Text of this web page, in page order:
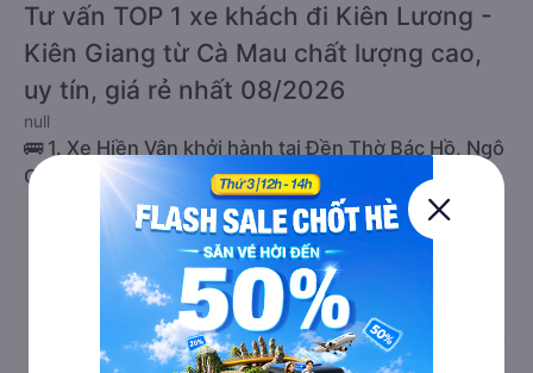
Tư vấn TOP 1 xe khách đi Kiên Lương -
Kiên Giang từ Cà Mau chất lượng cao,
uy tín, giá rẻ nhất 08/2026
null
🚌 1. Xe Hiền Vân khởi hành tại Đền Thờ Bác Hồ, Ngô
Quyền
a. Giới thiệu xe Hiền Vân
Xe đi Kiên Lương - Kiên Giang từ Cà Mau nhận được rất
nhiều đánh giá tốt từ hành khách đã từng trải nghiệm
dịch vụ. Nhà xe Hiền Vân đầu tư dàn xe chất lượng cao,
thường xuyên được bảo dưỡng và nâng cấp nên vẫn còn
rất mới. Đội ngũ nhân viên được đào tạo chuyên nghiệp,